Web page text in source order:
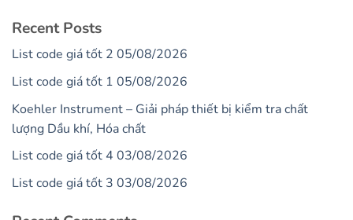
Recent Posts
List code giá tốt 2 05/08/2026
List code giá tốt 1 05/08/2026
Koehler Instrument – Giải pháp thiết bị kiểm tra chất
lượng Dầu khí, Hóa chất
List code giá tốt 4 03/08/2026
List code giá tốt 3 03/08/2026